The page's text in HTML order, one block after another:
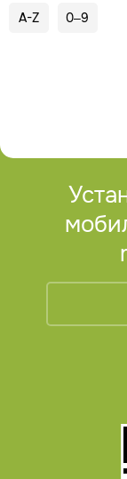
A-Z 0–9